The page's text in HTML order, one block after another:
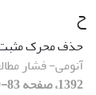
ح
حذف محرک
آنومی- فشار
1392، صفحه 83-109]